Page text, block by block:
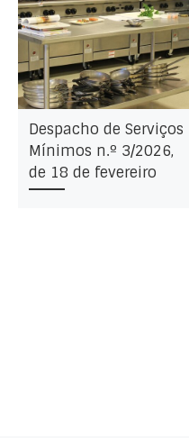
Despacho de Serviços
Mínimos n.º 3/2026,
de 18 de fevereiro